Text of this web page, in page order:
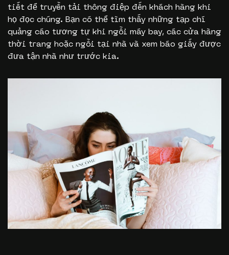
tiết để truyền tải thông điệp đến khách hàng khi
họ đọc chúng. Bạn có thể tìm thấy những tạp chí
quảng cáo tương tự khi ngồi máy bay, các cửa hàng
thời trang hoặc ngồi tại nhà và xem báo giấy được
đưa tận nhà như trước kia.